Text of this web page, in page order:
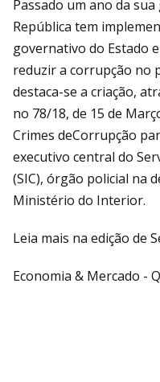
Passado um ano da
República tem
governativo do Estado
reduzir a corrupção no
destaca-se a criação,
no 78/18, de 15 de
Crimes deCorrupção
executivo central do
(SIC), órgão policial na
Ministério do Interior.
Leia mais na edição de
Economia & Mercado -